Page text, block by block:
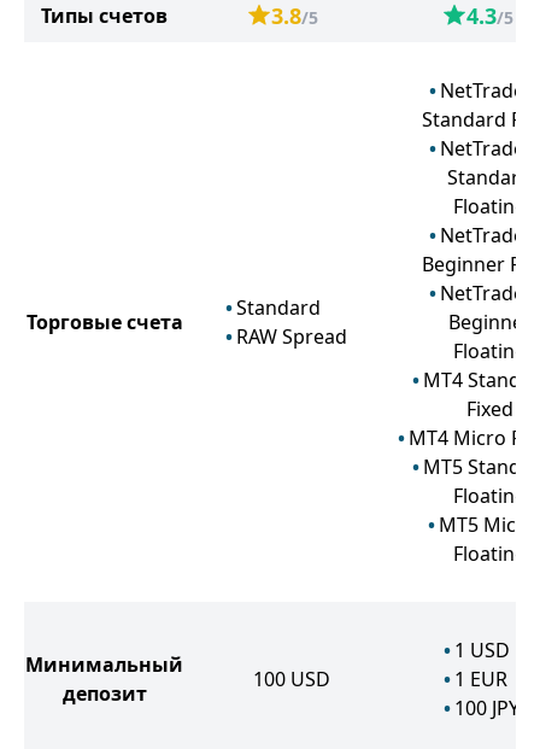
Типы счетов
3.8/5 4.3/5
Торговые счета
Standard
RAW Spread
NetTradeX
Standard
NetTradeX
Standard
Floating
NetTradeX
Beginner
NetTradeX
Beginner
Floating
MT4
Fixed
MT4 Micro
MT5
Floating
MT5 Micro
Floating
Минимальный
депозит
100 USD
1 USD
1 EUR
100 JPY